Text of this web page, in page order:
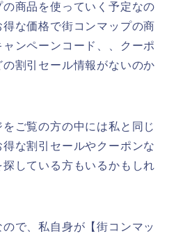
商品を使っていく予定なの
な価格で街コンマップの商
ンペーンコード、、クーポ
割引セール情報がないのか
ご覧の方の中には私と同じ
な割引セールやクーポンな
している方もいるかもしれ
で、私自身が【街コンマッ